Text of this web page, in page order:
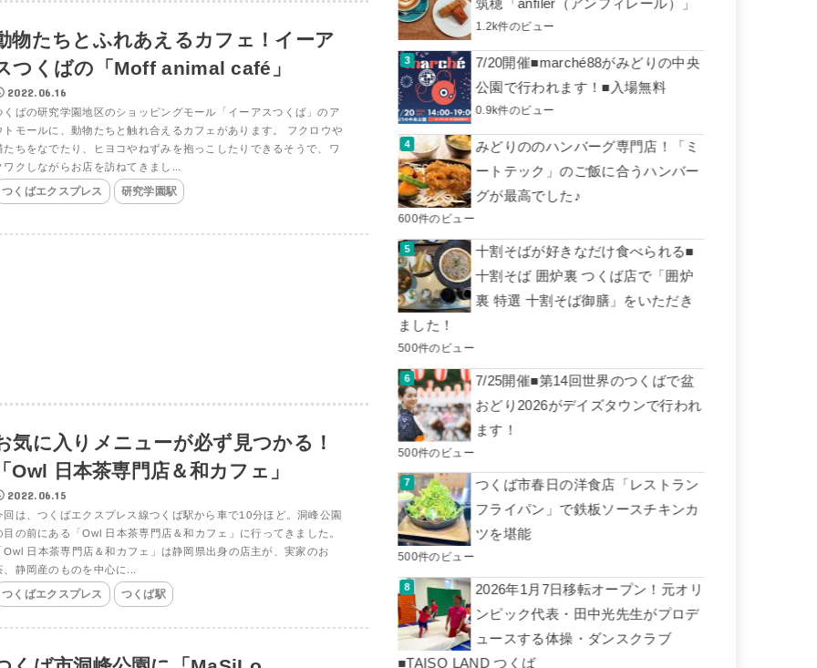
物たちとふれあえるカフェ！イーア
つくばの「Moff animal café」
2022.06.16
くばの研究学園地区のショッピングモール「イーアスつくば」のア
トモールに、動物たちと触れ合えるカフェがあります。 フクロウや
たちをなでたり、ヒヨコやねずみを抱っこしたりできるそうで、ワ
ワクしながらお店を訪ねてきまし...
つくばエクスプレス 研究学園駅
気に入りメニューが必ず見つかる！
Owl 日本茶専門店＆和カフェ」
2022.06.15
回は、つくばエクスプレス線つくば駅から車で10分ほど。洞峰公園
目の前にある「Owl 日本茶専門店＆和カフェ」に行ってきました。
Owl 日本茶専門店＆和カフェ」は静岡県出身の店主が、実家のお
、静岡産のものを中心に...
つくばエクスプレス つくば駅
筑穂「anfiler（アンフィレール）」
1.2k件のビュー
7/20開催■marché88がみどりの中央
公園で行われます！■入場無料
0.9k件のビュー
みどりののハンバーグ専門店！「ミ
ートテック」のご飯に合うハンバー
グが最高でした♪
600件のビュー
十割そばが好きなだけ食べられる■
十割そば 囲炉裏 つくば店で「囲炉
裏 特選 十割そば御膳」をいただき
ました！
500件のビュー
7/25開催■第14回世界のつくばで盆
おどり2026がデイズタウンで行われ
ます！
500件のビュー
つくば市春日の洋食店「レストラン
フライパン」で鉄板ソースチキンカ
ツを堪能
500件のビュー
2026年1月7日移転オープン！元オリ
ンピック代表・田中光先生がプロデ
ュースする体操・ダンスクラブ
■TAISO LAND つくば